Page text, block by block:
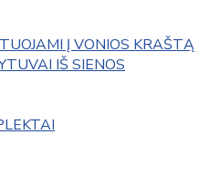
Į VONIOS KRAŠTĄ
IŠ SIENOS